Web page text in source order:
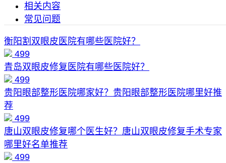
相关内容
常见问题
衡阳割双眼皮医院有哪些医院好？
499
青岛双眼皮修复医院有哪些医院好？
499
贵阳眼部整形医院哪家好？贵阳眼部整形医院哪里好推
荐
499
唐山双眼皮修复哪个医生好？唐山双眼皮修复手术专家
哪里好名单推荐
499